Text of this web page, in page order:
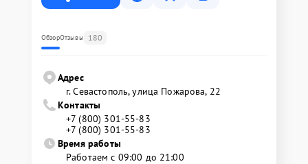
ОбзорОтзывы 180
Адрес
г. Севастополь, улица Пожарова, 22
Контакты
+7 (800) 301-55-83
+7 (800) 301-55-83
Время работы
Работаем с 09:00 до 21:00